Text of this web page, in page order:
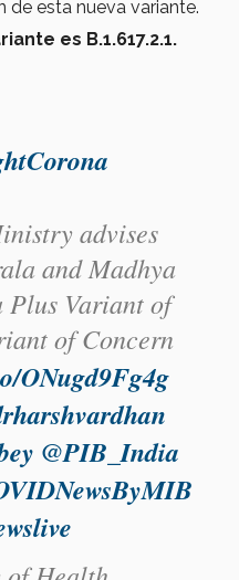
esta nueva variante.
es B.1.617.2.1.
advises
and Madhya
Plus Variant of
of Concern
ONugd9Fg4g
@PIB_India